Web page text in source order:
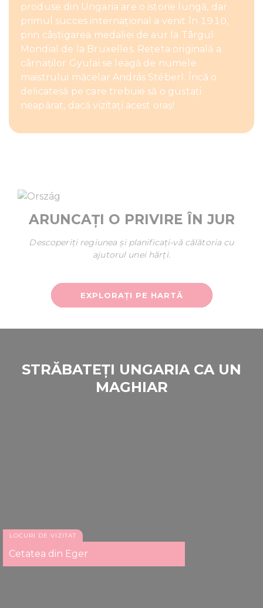
produse din Ungaria are o istorie lungă, dar
primul succes internațional a venit în 1910,
prin câștigarea medaliei de aur la Târgul
Mondial de la Bruxelles. Rețeta originală a
cârnaților Gyulai se leagă de numele
maistrului măcelar András Stéberl. Încă o
delicatesă pe care trebuie să o gustați
neapărat, dacă vizitați acest oraș!
ARUNCAȚI O PRIVIRE ÎN JUR
Descoperiți regiunea și planificați-vă călătoria cu
ajutorul unei hărți.
EXPLORAȚI PE HARTĂ
STRĂBATEȚI UNGARIA CA UN
MAGHIAR
LOCURI DE VIZITAT
Cetatea din Eger